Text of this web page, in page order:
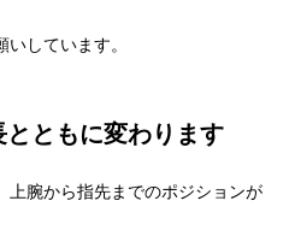
しています。
ともに変わります
上腕から指先までのポジションが